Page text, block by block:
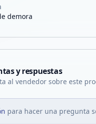
demora
y respuestas
al vendedor sobre este
para hacer una pregunta